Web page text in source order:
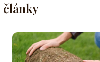
články